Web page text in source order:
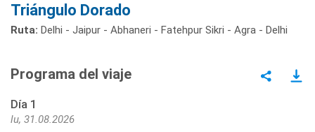
Triángulo Dorado
Ruta: Delhi - Jaipur - Abhaneri - Fatehpur Sikri - Agra - Delhi
Programa del viaje
Día 1
lu, 31.08.2026